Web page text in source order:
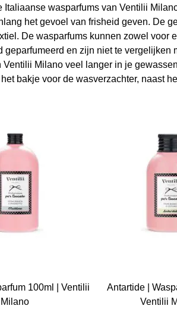
wasparfums van Ventilii
het gevoel van frisheid geven. De
De wasparfums kunnen zowel voor
en zijn niet te
Milano veel langer in je
bakje voor de wasverzachter, naast
100ml | Ventilii
Milano
Antartide |
Ventilii